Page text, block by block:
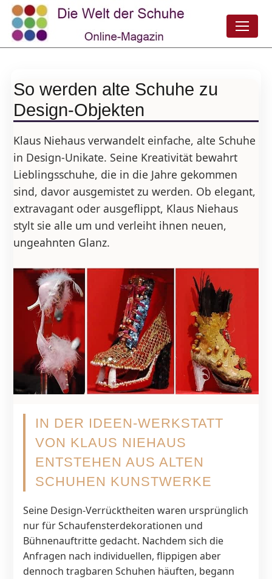
So werden alte Schuhe zu
Design-Objekten
Klaus Niehaus verwandelt einfache, alte Schuhe
in Design-Unikate. Seine Kreativität bewahrt
Lieblingsschuhe, die in die Jahre gekommen
sind, davor ausgemistet zu werden. Ob elegant,
extravagant oder ausgeflippt, Klaus Niehaus
stylt sie alle um und verleiht ihnen neuen,
ungeahnten Glanz.
IN DER IDEEN-WERKSTATT
VON KLAUS NIEHAUS
ENTSTEHEN AUS ALTEN
SCHUHEN KUNSTWERKE
Seine Design-Verrücktheiten waren ursprünglich
nur für Schaufensterdekorationen und
Bühnenauftritte gedacht. Nachdem sich die
Anfragen nach individuellen, flippigen aber
dennoch tragbaren Schuhen häuften, begann